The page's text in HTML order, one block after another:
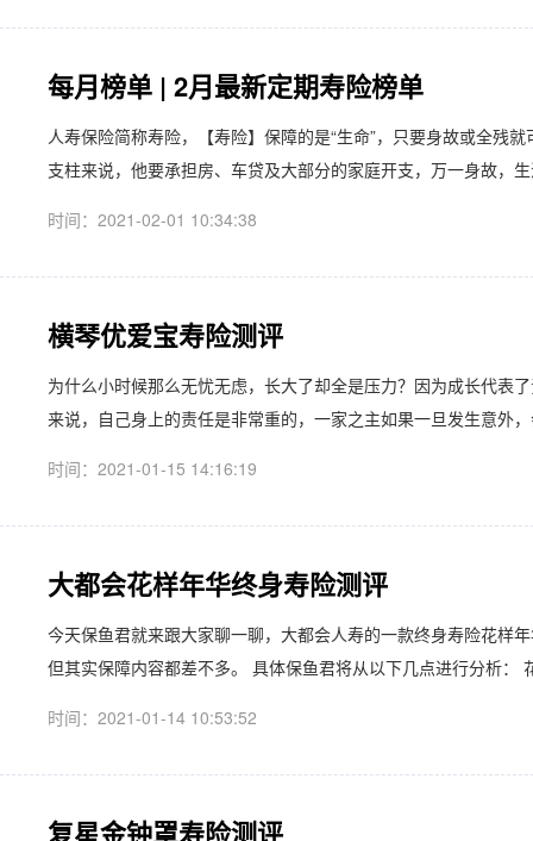
每月榜单 | 2月最新定期寿险榜单
人寿保险简称寿险，【寿险】保障的是“生命”，只要身故或全残
支柱来说，他要承担房、车贷及大部分的家庭开支，万一身故，
时间：2021-02-01 10:34:38
横琴优爱宝寿险测评
为什么小时候那么无忧无虑，长大了却全是压力？因为成长代表
来说，自己身上的责任是非常重的，一家之主如果一旦发生意外
时间：2021-01-15 14:16:19
大都会花样年华终身寿险测评
今天保鱼君就来跟大家聊一聊，大都会人寿的一款终身寿险花样
但其实保障内容都差不多。 具体保鱼君将从以下几点进行分析：
时间：2021-01-14 10:53:52
复星金钟罩寿险测评